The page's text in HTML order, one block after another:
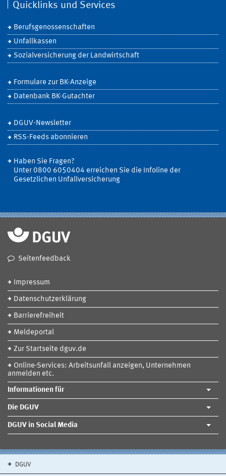
Quicklinks und Services
Berufsgenossenschaften
Unfallkassen
Sozialversicherung der Landwirtschaft
Formulare zur BK-Anzeige
Datenbank BK-Gutachter
DGUV-Newsletter
RSS-Feeds abonnieren
Haben Sie Fragen?
Unter 0800 6050404 erreichen Sie die Infoline der
Gesetzlichen Unfallversicherung
Seitenfeedback
Impressum
Datenschutzerklärung
Barrierefreiheit
Meldeportal
Zur Startseite dguv.de
Online-Services: Arbeitsunfall anzeigen, Unternehmen
anmelden etc.
Informationen für
Die DGUV
DGUV in Social Media
DGUV